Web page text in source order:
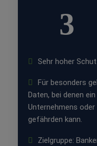
3
Sehr hoher
Für besonders
Daten, bei denen
Unternehmens
gefährden kann.
Zielgruppe: